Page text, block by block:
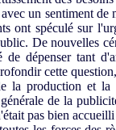
un sentiment de
ont spéculé sur
De nouvelles
dépenser tant
cette
la production et la
de la
pas bien